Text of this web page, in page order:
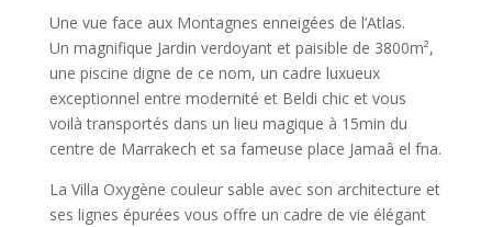
Une vue face aux Montagnes enneigées de l’Atlas.
Un magnifique Jardin verdoyant et paisible de 3800m²,
une piscine digne de ce nom, un cadre luxueux
exceptionnel entre modernité et Beldi chic et vous
voilà transportés dans un lieu magique à 15min du
centre de Marrakech et sa fameuse place Jamaâ el fna.
La Villa Oxygène couleur sable avec son architecture et
ses lignes épurées vous offre un cadre de vie élégant